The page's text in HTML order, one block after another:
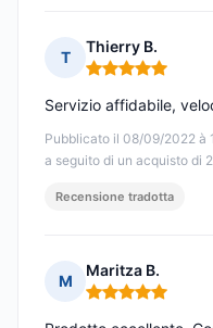
T
Thierry B.
Nota: 5 su 5
Pubblicato il 08/09/2022 à
a seguito di un acquisto di
Servizio affidabile,
Recensione tradotta
M
Maritza B.
Nota: 5 su 5